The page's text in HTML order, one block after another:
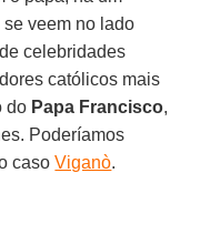
veem no lado
celebridades
católicos mais
do Papa Francisco,
Poderíamos
casoViganò.